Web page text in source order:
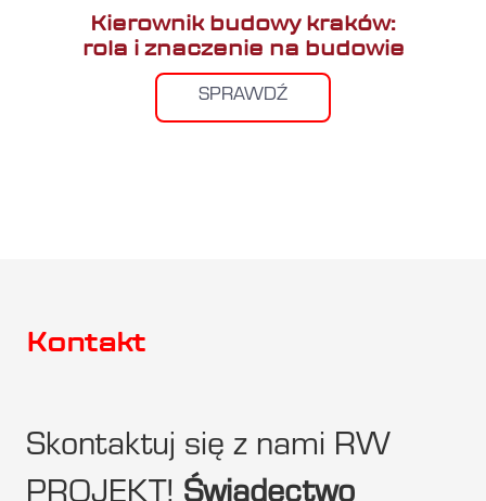
Kierownik budowy kraków:
rola i znaczenie na budowie
SPRAWDŹ
Kontakt
Skontaktuj się z nami RW